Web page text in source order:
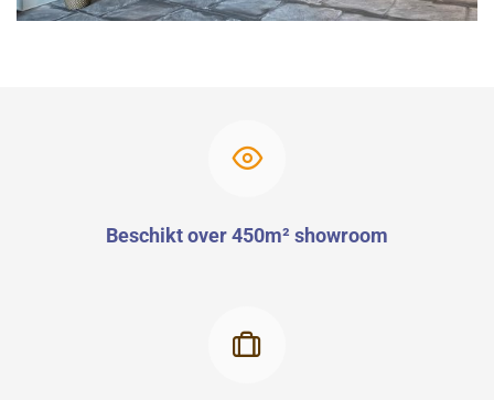
Beschikt over 450m² showroom